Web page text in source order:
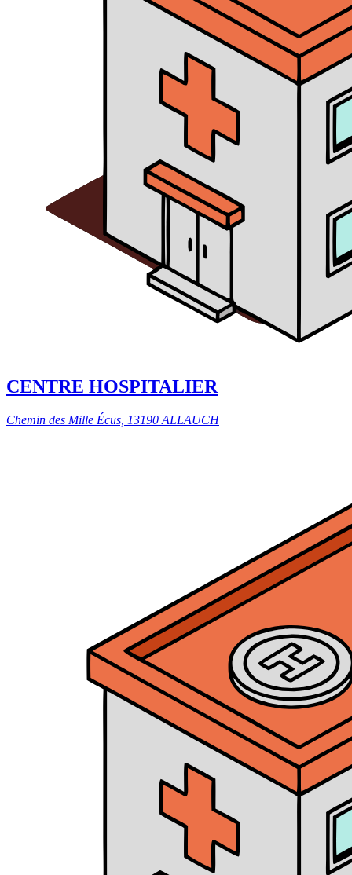
CENTRE HOSPITALIER
Chemin des Mille Écus, 13190 ALLAUCH